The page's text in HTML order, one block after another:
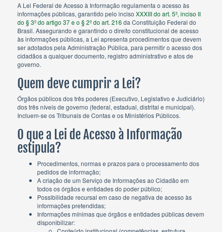
A Lei Federal de Acesso à Informação regulamenta o acesso às
informações públicas, garantido pelo inciso XXXIII do art. 5º, inciso II
do § 3º do artigo 37 e o § 2º do art. 216 da Constituição Federal do
Brasil. Assegurando e garantindo o direito constitucional de acesso
às informações públicas, a Lei apresenta procedimentos que devem
ser adotados pela Administração Pública, para permitir o acesso dos
cidadãos a qualquer documento, registro administrativo e atos de
governo.
Quem deve cumprir a Lei?
Órgãos públicos dos três poderes (Executivo, Legislativo e Judiciário)
dos três níveis de governo (federal, estadual, distrital e municipal).
Incluem-se os Tribunais de Contas e os Ministérios Públicos.
O que a Lei de Acesso à Informação
estipula?
Procedimentos, normas e prazos para o processamento dos
pedidos de informação;
A criação de um Serviço de Informações ao Cidadão em
todos os órgãos e entidades do poder público;
Possibilidade recursal em caso de negativa de acesso às
informações pretendidas;
Informações mínimas que órgãos e entidades públicas devem
disponibilizar: